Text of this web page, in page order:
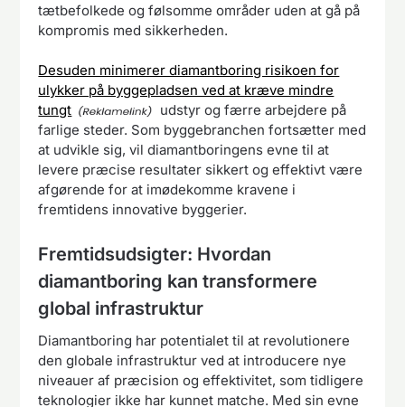
tætbefolkede og følsomme områder uden at gå på
kompromis med sikkerheden.
Desuden minimerer diamantboring risikoen for
ulykker på byggepladsen ved at kræve mindre
tungt
udstyr og færre arbejdere på
farlige steder. Som byggebranchen fortsætter med
at udvikle sig, vil diamantboringens evne til at
levere præcise resultater sikkert og effektivt være
afgørende for at imødekomme kravene i
fremtidens innovative byggerier.
Fremtidsudsigter: Hvordan
diamantboring kan transformere
global infrastruktur
Diamantboring har potentialet til at revolutionere
den globale infrastruktur ved at introducere nye
niveauer af præcision og effektivitet, som tidligere
teknologier ikke har kunnet matche. Med sin evne